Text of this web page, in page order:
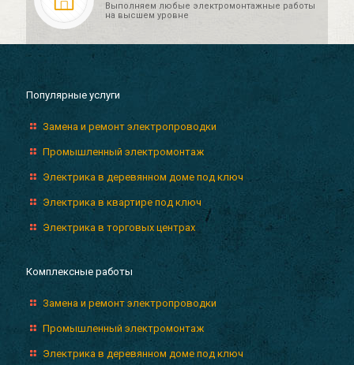
Выполняем любые электромонтажные работы
на высшем уровне
Популярные услуги
Замена и ремонт электропроводки
Промышленный электромонтаж
Электрика в деревянном доме под ключ
Электрика в квартире под ключ
Электрика в торговых центрах
Комплексные работы
Замена и ремонт электропроводки
Промышленный электромонтаж
Электрика в деревянном доме под ключ